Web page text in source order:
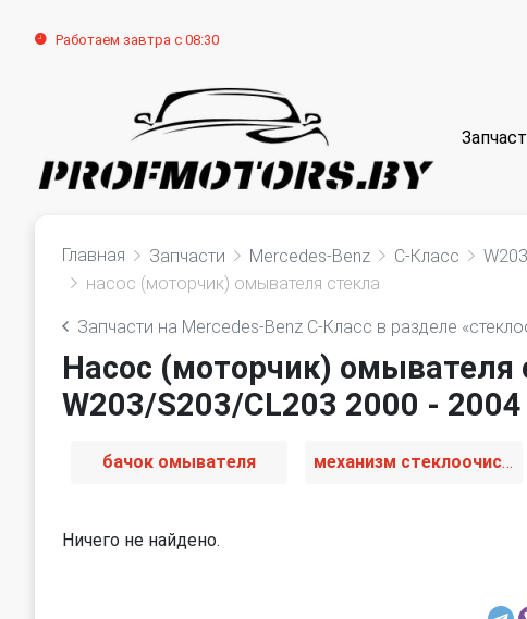
Работаем завтра с 08:30
Главная Запчасти Mercedes-Benz C-Класс
насос (моторчик) омывателя стекла
Запчасти на Mercedes-Benz C-Класс в разделе
Насос (моторчик) омывателя
W203/S203/CL203 2000 - 2004
бачок омывателя механизм стеклоочистителя (трапеция дворников)
Ничего не найдено.